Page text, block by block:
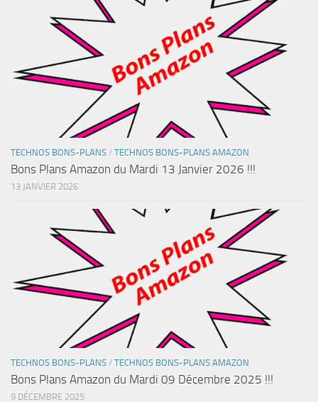
TECHNOS BONS-PLANS / TECHNOS BONS-PLANS AMAZON
Bons Plans Amazon du Mardi 13 Janvier 2026 !!!
13 JANVIER 2026
TECHNOS BONS-PLANS / TECHNOS BONS-PLANS AMAZON
Bons Plans Amazon du Mardi 09 Décembre 2025 !!!
9 DÉCEMBRE 2025